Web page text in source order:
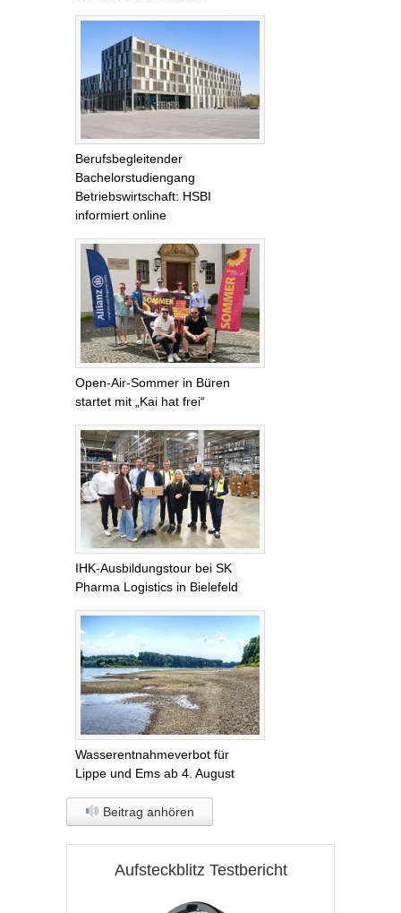
Berufsbegleitender
Bachelorstudiengang
Betriebswirtschaft: HSBI
informiert online
Open-Air-Sommer in Büren
startet mit „Kai hat frei“
IHK-Ausbildungstour bei SK
Pharma Logistics in Bielefeld
Wasserentnahmeverbot für
Lippe und Ems ab 4. August
Beitrag anhören
Aufsteckblitz Testbericht